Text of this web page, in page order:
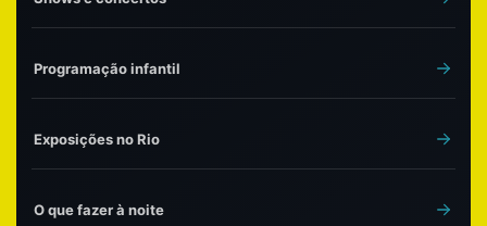
Programação infantil
Exposições no Rio
O que fazer à noite